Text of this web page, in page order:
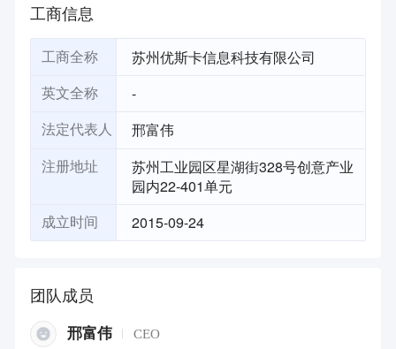
工商信息
工商全称 苏州优斯卡信息科技有限公司
英文全称 -
法定代表人 邢富伟
注册地址
苏州工业园区星湖街328号创意产业
园内22-401单元
成立时间 2015-09-24
团队成员
邢富伟 CEO